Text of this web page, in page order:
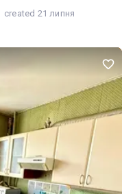
created 21 липня